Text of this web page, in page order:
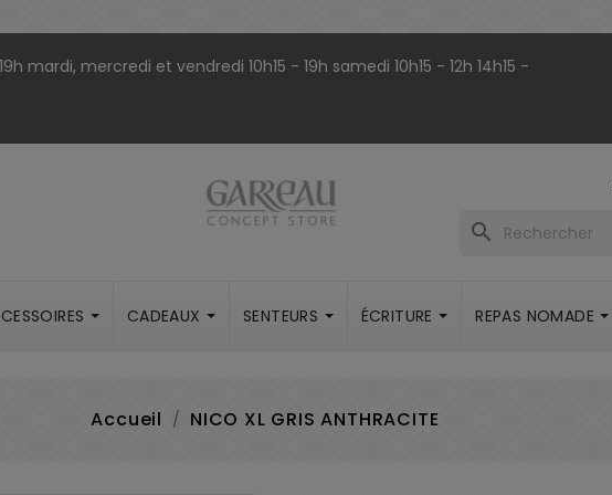
mardi, mercredi et vendredi 10h15 - 19h samedi 10h15 - 12h 14h15 -
search
CADEAUX SENTEURS ÉCRITURE REPAS NOMADE
Accueil NICO XL GRIS ANTHRACITE